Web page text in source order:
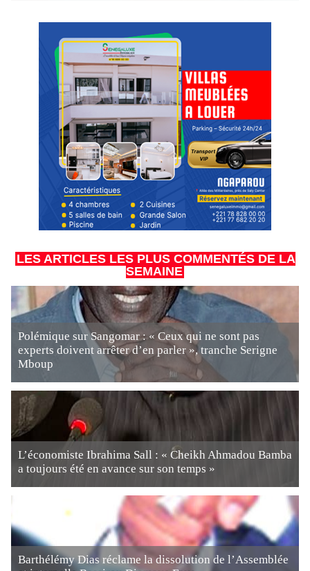
LES ARTICLES LES PLUS COMMENTÉS DE LA
SEMAINE
Polémique sur Sangomar : « Ceux qui ne sont pas
experts doivent arrêter d’en parler », tranche Serigne
Mboup
L’économiste Ibrahima Sall : « Cheikh Ahmadou Bamba
a toujours été en avance sur son temps »
Barthélémy Dias réclame la dissolution de l’Assemblée